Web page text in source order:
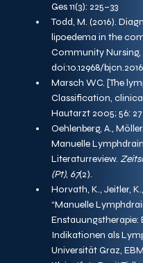
Ges 11(3): 225–33
Todd, M. (2016).
lipoedema in the
Community Nursing,
doi:10.12968/
Marsch WC. [The
Classification,
Hautarzt 2005; 56:
Oehlenberg, A.,
Manuelle
Literaturreview.
(Pt), 67(2).
Horvath, K., Jeitler,
“Manuelle
Enstauungstherapie:
Indikationen als
Universität Graz,